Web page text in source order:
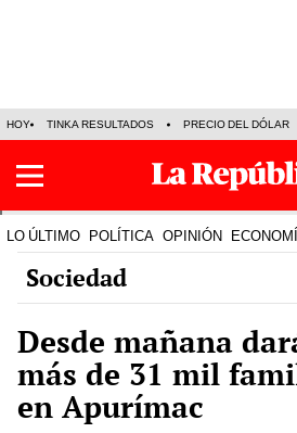
HOY TINKA RESULTADOS PRECIO DEL DÓLAR
LO ÚLTIMO POLÍTICA OPINIÓN
Sociedad
Desde mañana
más de 31 mil
en Apurímac